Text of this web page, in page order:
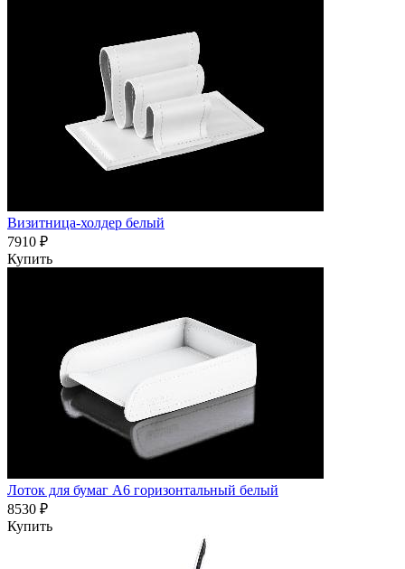
Визитница-холдер белый
7910 ₽
Купить
Лоток для бумаг А6 горизонтальный белый
8530 ₽
Купить